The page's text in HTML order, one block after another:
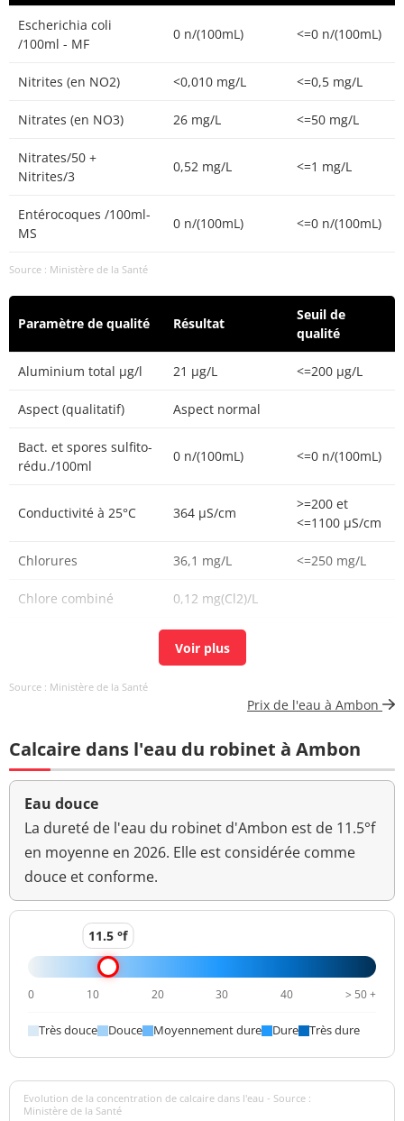
Escherichia coli
/100ml - MF
0 n/(100mL) <=0 n/(100mL)
Nitrites (en NO2) <0,010 mg/L <=0,5 mg/L
Nitrates (en NO3) 26 mg/L <=50 mg/L
Nitrates/50 +
Nitrites/3
0,52 mg/L <=1 mg/L
Entérocoques /100ml-
MS
0 n/(100mL) <=0 n/(100mL)
Source : Ministère de la Santé
Paramètre de qualité Résultat
Seuil de
qualité
Aluminium total µg/l 21 µg/L <=200 µg/L
Aspect (qualitatif) Aspect normal
Bact. et spores sulfito-
rédu./100ml
0 n/(100mL) <=0 n/(100mL)
Conductivité à 25°C 364 µS/cm
>=200 et
<=1100 µS/cm
Chlorures 36,1 mg/L <=250 mg/L
Chlore combiné 0,12 mg(Cl2)/L
0,16 mg(Cl2)/L
Coloration <5 mg(Pt)/L <=15 mg(Pt)/L
Couleur (qualitatif)
changement
anormal
Bactéries coliformes
/100ml-MS
Bact. aér. revivifiables
à 22°-68h
<1 n/mL
Bact. aér. revivifiables
à 36°-44h
Ammonium (en NH4) <0,010 mg/L
Source : Ministère de la Santé
Prix de l'eau à Ambon
Calcaire dans l'eau du robinet à Ambon
Eau douce
La dureté de l'eau du robinet d'Ambon est de 11.5°f
en moyenne en 2026. Elle est considérée comme
douce et conforme.
11.5 °f
0 10 20 30 40 > 50 +
Très douce Douce Moyennement dure Dure Très dure
Evolution de la concentration de calcaire dans l'eau - Source :
Ministère de la Santé